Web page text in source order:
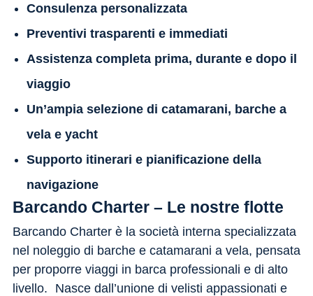
Consulenza personalizzata
Preventivi trasparenti e immediati
Assistenza completa prima, durante e dopo il
viaggio
Un’ampia selezione di catamarani, barche a
vela e yacht
Supporto itinerari e pianificazione della
navigazione
Barcando Charter – Le nostre flotte
Barcando Charter è la società interna specializzata
nel noleggio di barche e catamarani a vela, pensata
per proporre viaggi in barca professionali e di alto
livello. Nasce dall’unione di velisti appassionati e